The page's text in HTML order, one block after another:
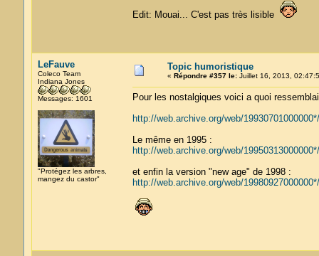
Edit: Mouai... C'est pas très lisible
LeFauve
Coleco Team
Indiana Jones
Messages: 1601
"Protégez les arbres,
mangez du castor"
Topic humoristique
« Répondre #357 le:Juillet 16, 2013,
Pour les nostalgiques voici a quoi
http://web.archive.org/web/
Le même en 1995 :
http://web.archive.org/web/
et enfin la version "new age" de 1998 :
http://web.archive.org/web/